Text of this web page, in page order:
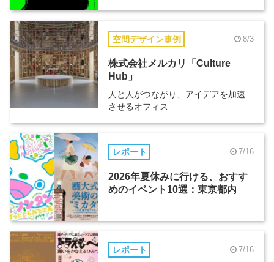
空間デザイン事例 8/3
株式会社メルカリ「Culture
Hub」
人と人がつながり、アイデアを加速
させるオフィス
レポート 7/16
2026年夏休みに行ける、おすす
めのイベント10選：東京都内
レポート 7/16